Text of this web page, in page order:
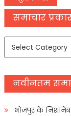
समाचार
समाचार
नवीनतम
भोजपुर के